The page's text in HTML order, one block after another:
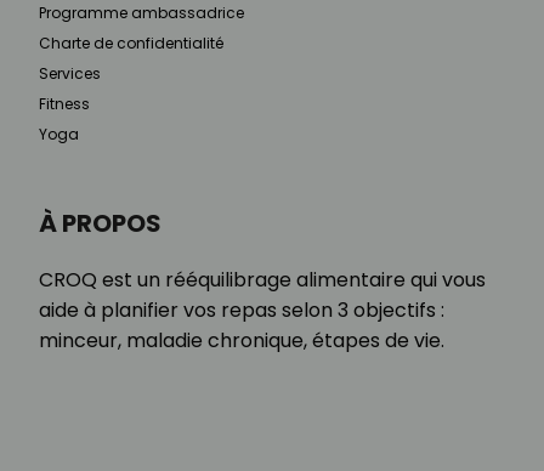
À PROPOS
CROQ est un rééquilibrage alimentaire qui vous
aide à planifier vos repas selon 3 objectifs :
minceur, maladie chronique, étapes de vie.
Programme ambassadrice
Charte de confidentialité
Services
Fitness
Yoga